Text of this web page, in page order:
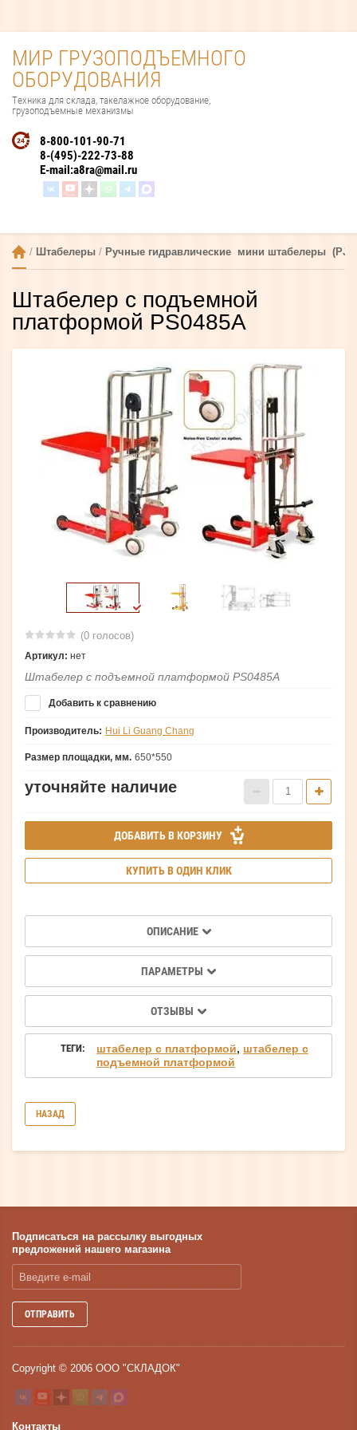
МИР ГРУЗОПОДЪЕМНОГО
ОБОРУДОВАНИЯ
Техника для склада, такелажное оборудование,
грузоподъемные механизмы
8-800-101-90-71
8-(495)-222-73-88
E-mail:a8ra@mail.ru
/ Штабелеры / Ручные гидравлические  мини штабелеры  (PJ,
Штабелер с подъемной
платформой PS0485A
(0 голосов)
Артикул: нет
Штабелер с подъемной платформой PS0485A
Добавить к сравнению
Производитель: Hui Li Guang Chang
Размер площадки, мм. 650*550
уточняйте наличие
ДОБАВИТЬ В КОРЗИНУ
КУПИТЬ В ОДИН КЛИК
ОПИСАНИЕ
ПАРАМЕТРЫ
ОТЗЫВЫ
ТЕГИ: штабелер с платформой, штабелер с
подъемной платформой
НАЗАД
Подписаться на рассылку выгодных
предложений нашего магазина
ОТПРАВИТЬ
Copyright © 2006 ООО "СКЛАДОК"
Контакты